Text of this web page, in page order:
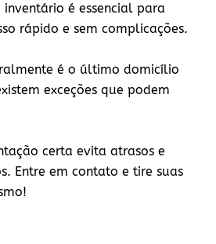
é essencial para
rápido e sem complicações.
é o último domicílio
exceções que podem
certa evita atrasos e
Entre em contato e tire suas